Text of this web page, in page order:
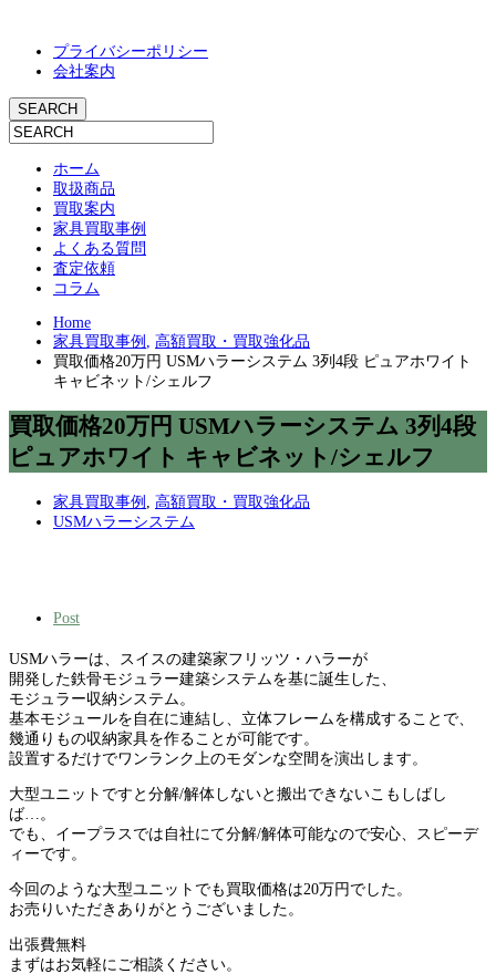
プライバシーポリシー
会社案内
ホーム
取扱商品
買取案内
家具買取事例
よくある質問
査定依頼
コラム
Home
家具買取事例 , 高額買取・買取強化品
買取価格20万円 USMハラーシステム 3列4段 ピュアホワイト
キャビネット/シェルフ
買取価格20万円 USMハラーシステム 3列4段
ピュアホワイト キャビネット/シェルフ
家具買取事例
高額買取・買取強化品
USMハラーシステム
Post
USMハラーは、スイスの建築家フリッツ・ハラーが
開発した鉄骨モジュラー建築システムを基に誕生した、
モジュラー収納システム。
基本モジュールを自在に連結し、立体フレームを構成することで、
幾通りもの収納家具を作ることが可能です。
設置するだけでワンランク上のモダンな空間を演出します。
大型ユニットですと分解/解体しないと搬出できないこもしばし
ば…。
でも、イープラスでは自社にて分解/解体可能なので安心、スピーデ
ィーです。
今回のような大型ユニットでも買取価格は20万円でした。
お売りいただきありがとうございました。
出張費無料
まずはお気軽にご相談ください。